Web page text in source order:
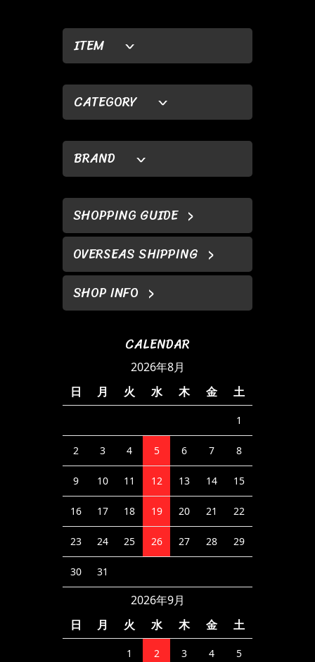
ITEM
CATEGORY
BRAND
SHOPPING GUIDE
OVERSEAS SHIPPING
SHOP INFO
CALENDAR
2026年8月
日
月 火 水 木 金 土
1
2 3 4 5 6 7 8
9 10 11 12 13 14 15
16 17 18 19 20 21 22
23 24 25 26 27 28 29
30 31
2026年9月
日
月 火 水 木 金 土
1 2 3 4 5